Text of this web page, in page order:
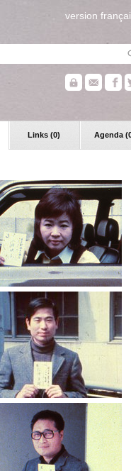
version
Links (0) Agenda